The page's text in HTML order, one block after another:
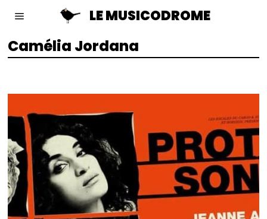
LE MUSICODROME
Camélia Jordana